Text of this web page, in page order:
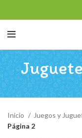
Inicio Juegos y
Página 2